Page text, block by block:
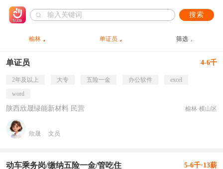
搜索
榆林 单证员 筛选
单证员 4-6千
2年及以上 大专 五险一金 办公软件
excel
word
陕西欣晟绿能新材料 民营 榆林·横山区
欣晟 文员
动车乘务岗/缴纳五险一金/管吃住 5-6千·13薪